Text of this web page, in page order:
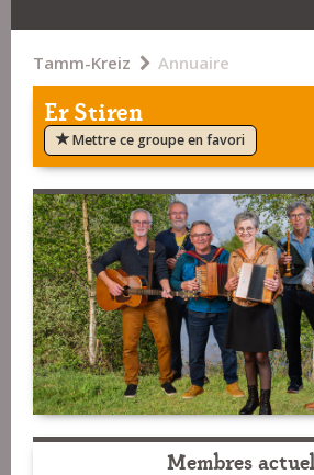
Tamm-Kreiz Annuaire
Er Stiren
Mettre ce groupe en favori
Membres